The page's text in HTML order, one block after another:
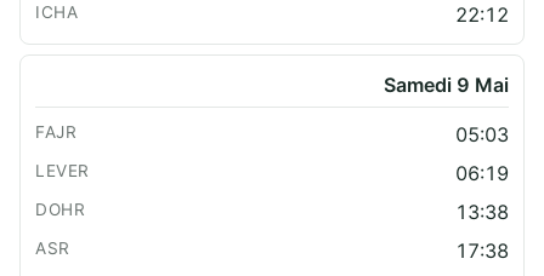
22:12
Samedi 9 Mai
05:03
06:19
13:38
17:38